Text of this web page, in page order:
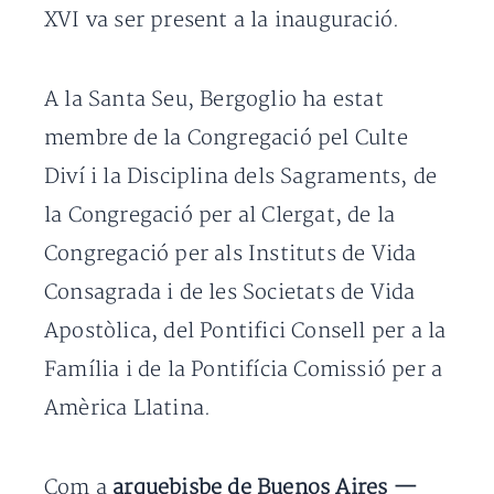
XVI va ser present a la inauguració.
A la Santa Seu, Bergoglio ha estat
membre de la Congregació pel Culte
Diví i la Disciplina dels Sagraments, de
la Congregació per al Clergat, de la
Congregació per als Instituts de Vida
Consagrada i de les Societats de Vida
Apostòlica, del Pontifici Consell per a la
Família i de la Pontifícia Comissió per a
Amèrica Llatina.
Com a arquebisbe de Buenos Aires —